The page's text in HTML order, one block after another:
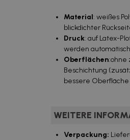
Material: weißes
blickdichter
Druck: auf Latex-
werden
Oberflächen:ohne
Beschichtung
bessere
WEITERE
Verpackung: